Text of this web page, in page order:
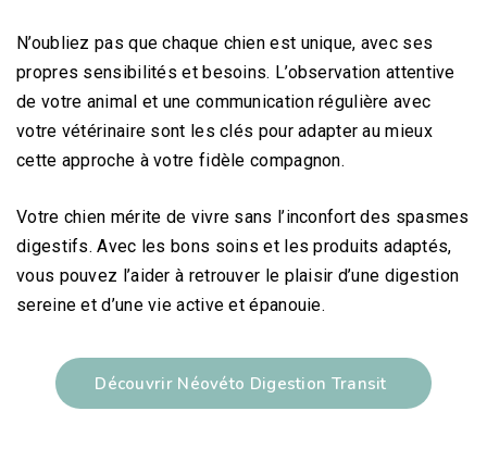
N’oubliez pas que chaque chien est unique, avec ses
propres sensibilités et besoins. L’observation attentive
de votre animal et une communication régulière avec
votre vétérinaire sont les clés pour adapter au mieux
cette approche à votre fidèle compagnon.
Votre chien mérite de vivre sans l’inconfort des spasmes
digestifs. Avec les bons soins et les produits adaptés,
vous pouvez l’aider à retrouver le plaisir d’une digestion
sereine et d’une vie active et épanouie.
Découvrir Néovéto Digestion Transit